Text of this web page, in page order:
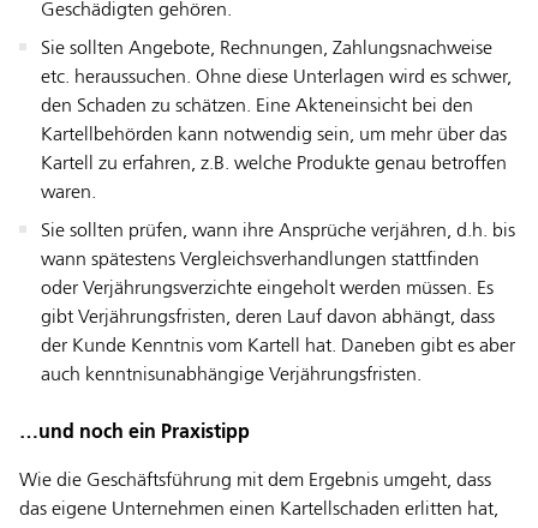
Geschädigten gehören.
Sie sollten Angebote, Rechnungen, Zahlungsnachweise
etc. heraussuchen. Ohne diese Unterlagen wird es schwer,
den Schaden zu schätzen. Eine Akteneinsicht bei den
Kartellbehörden kann notwendig sein, um mehr über das
Kartell zu erfahren, z.B. welche Produkte genau betroffen
waren.
Sie sollten prüfen, wann ihre Ansprüche verjähren, d.h. bis
wann spätestens Vergleichsverhandlungen stattfinden
oder Verjährungsverzichte eingeholt werden müssen. Es
gibt Verjährungsfristen, deren Lauf davon abhängt, dass
der Kunde Kenntnis vom Kartell hat. Daneben gibt es aber
auch kenntnisunabhängige Verjährungsfristen.
…und noch ein Praxistipp
Wie die Geschäftsführung mit dem Ergebnis umgeht, dass
das eigene Unternehmen einen Kartellschaden erlitten hat,